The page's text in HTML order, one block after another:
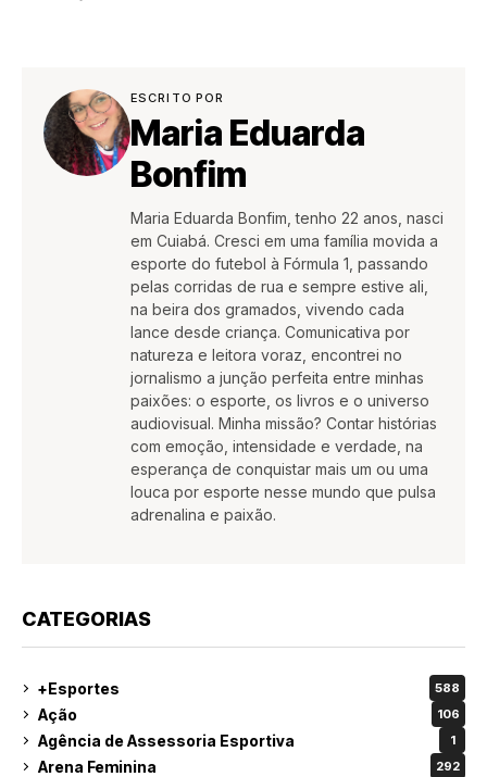
ESCRITO POR
Maria Eduarda
Bonfim
Maria Eduarda Bonfim, tenho 22 anos, nasci
em Cuiabá. Cresci em uma família movida a
esporte do futebol à Fórmula 1, passando
pelas corridas de rua e sempre estive ali,
na beira dos gramados, vivendo cada
lance desde criança. Comunicativa por
natureza e leitora voraz, encontrei no
jornalismo a junção perfeita entre minhas
paixões: o esporte, os livros e o universo
audiovisual. Minha missão? Contar histórias
com emoção, intensidade e verdade, na
esperança de conquistar mais um ou uma
louca por esporte nesse mundo que pulsa
adrenalina e paixão.
CATEGORIAS
+Esportes 588
Ação 106
Agência de Assessoria Esportiva 1
Arena Feminina 292